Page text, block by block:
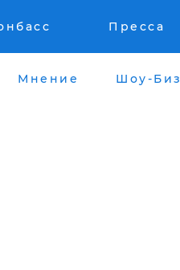
Пресса
Мнение Шоу-Биз